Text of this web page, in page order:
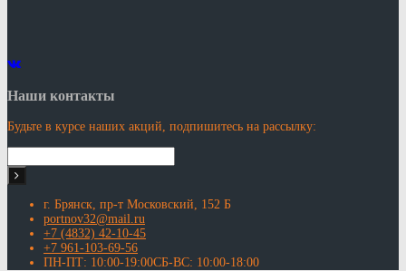
Наши контакты
Будьте в курсе наших акций, подпишитесь на рассылку:
г. Брянск, пр-т Московский, 152 Б
portnov32@mail.ru
+7 (4832) 42-10-45
+7 961-103-69-56
ПН-ПТ: 10:00-19:00СБ-ВС: 10:00-18:00